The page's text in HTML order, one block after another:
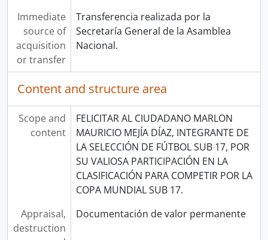
Immediate
source of
acquisition
or transfer
Transferencia realizada por la
Secretaría General de la Asamblea
Nacional.
Content and structure area
Scope and
content
FELICITAR AL CIUDADANO MARLON
MAURICIO MEJÍA DÍAZ, INTEGRANTE DE
LA SELECCIÓN DE FÚTBOL SUB 17, POR
SU VALIOSA PARTICIPACIÓN EN LA
CLASIFICACIÓN PARA COMPETIR POR LA
COPA MUNDIAL SUB 17.
Appraisal,
destruction
Documentación de valor permanente